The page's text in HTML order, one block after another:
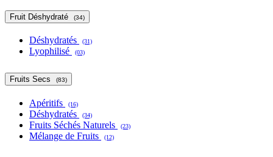
Fruit Déshydraté (34)
Déshydratés (31)
Lyophilisé (03)
Fruits Secs (83)
Apéritifs (16)
Déshydratés (34)
Fruits Séchés Naturels (23)
Mélange de Fruits (12)